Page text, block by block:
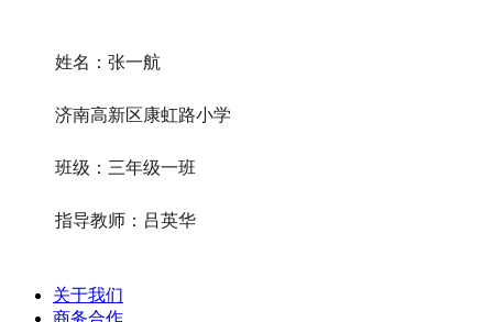
姓名：张一航
济南高新区康虹路小学
班级：三年级一班
指导教师：吕英华
关于我们
商务合作